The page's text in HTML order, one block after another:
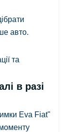
авто.
та
в разі
Eva Fiat"